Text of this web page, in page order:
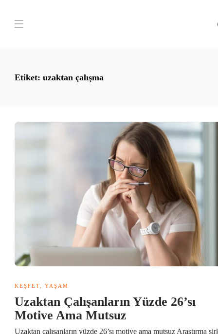
Etiket: uzaktan çalışma
KEŞFET YAŞAM
Uzaktan Çalışanların Yüzde 26’sı
Motive Ama Mutsuz
Uzaktan çalışanların yüzde 26’sı motive ama mutsuz Araştırma